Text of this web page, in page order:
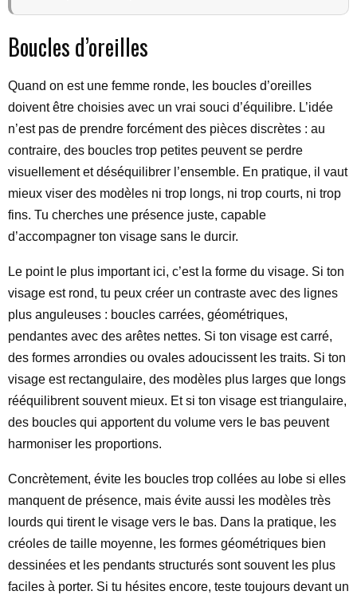
Boucles d’oreilles
Quand on est une femme ronde, les boucles d’oreilles
doivent être choisies avec un vrai souci d’équilibre. L’idée
n’est pas de prendre forcément des pièces discrètes : au
contraire, des boucles trop petites peuvent se perdre
visuellement et déséquilibrer l’ensemble. En pratique, il vaut
mieux viser des modèles ni trop longs, ni trop courts, ni trop
fins. Tu cherches une présence juste, capable
d’accompagner ton visage sans le durcir.
Le point le plus important ici, c’est la forme du visage. Si ton
visage est rond, tu peux créer un contraste avec des lignes
plus anguleuses : boucles carrées, géométriques,
pendantes avec des arêtes nettes. Si ton visage est carré,
des formes arrondies ou ovales adoucissent les traits. Si ton
visage est rectangulaire, des modèles plus larges que longs
rééquilibrent souvent mieux. Et si ton visage est triangulaire,
des boucles qui apportent du volume vers le bas peuvent
harmoniser les proportions.
Concrètement, évite les boucles trop collées au lobe si elles
manquent de présence, mais évite aussi les modèles très
lourds qui tirent le visage vers le bas. Dans la pratique, les
créoles de taille moyenne, les formes géométriques bien
dessinées et les pendants structurés sont souvent les plus
faciles à porter. Si tu hésites encore, teste toujours devant un